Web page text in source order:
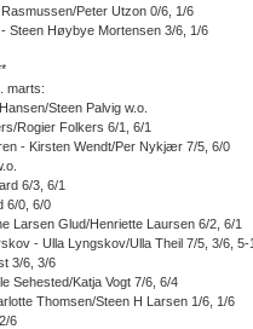
Peter Utzon 0/6, 1/6
Steen Høybye Mortensen 3/6, 1/6
marts:
Steen Palvig w.o.
Rogier Folkers 6/1, 6/1
- Kirsten Wendt/Per Nykjær 7/5, 6/0
6/3, 6/1
6/0, 6/0
Larsen Glud/Henriette Laursen 6/2, 6/1
- Ulla Lyngskov/Ulla Theil 7/5, 3/6, 5-
3/6, 3/6
Sehested/Katja Vogt 7/6, 6/4
Thomsen/Steen H Larsen 1/6, 1/6
6